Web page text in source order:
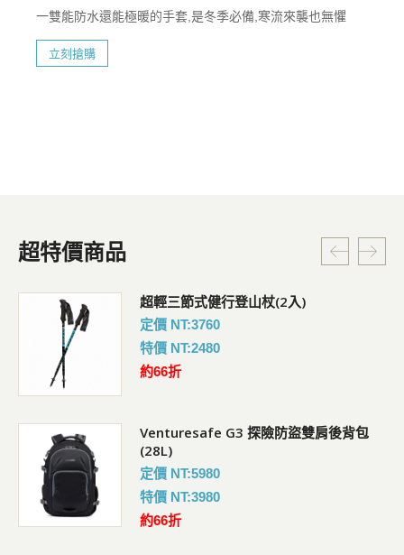
一雙能防水還能極暖的手套,是冬季必備,寒流來襲也無懼
立刻搶購
超特價商品
超輕三節式健行登山杖(2入)
定價 NT:3760
特價 NT:2480
約66折
Venturesafe G3 探險防盜雙肩後背包
(28L)
定價 NT:5980
特價 NT:3980
約66折